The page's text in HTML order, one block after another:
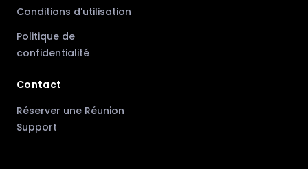
Conditions d'utilisation
Politique de
confidentialité
Contact
Réserver une Réunion
Support